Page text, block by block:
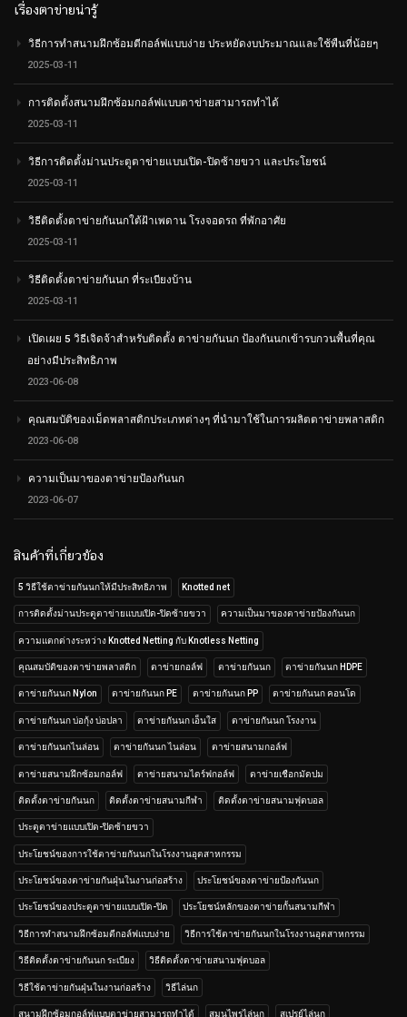
เรื่องตาข่ายน่ารู้
วิธีการทำสนามฝึกซ้อมตีกอล์ฟแบบง่าย ประหยัดงบประมาณและใช้พืนที่น้อยๆ
2025-03-11
การติดตั้งสนามฝึกซ้อมกอล์ฟแบบตาข่ายสามารถทำได้
2025-03-11
วิธีการติดตั้งม่านประตูตาข่ายแบบเปิด-ปิดซ้ายขวา และประโยชน์
2025-03-11
วิธีติดตั้งตาข่ายกันนกใต้ฝ้าเพดาน โรงจอดรถ ที่พักอาศัย
2025-03-11
วิธีติดตั้งตาข่ายกันนก ที่ระเบียงบ้าน
2025-03-11
เปิดเผย 5 วิธีเจิดจ้าสำหรับติดตั้ง ตาข่ายกันนก ป้องกันนกเข้ารบกวนพื้นที่คุณ
อย่างมีประสิทธิภาพ
2023-06-08
คุณสมบัติของเม็ดพลาสติกประเภทต่างๆ ที่นำมาใช้ในการผลิตตาข่ายพลาสติก
2023-06-08
ความเป็นมาของตาข่ายป้องกันนก
2023-06-07
สินค้าที่เกี่ยวข้อง
5 วิธีใช้ตาข่ายกันนกให้มีประสิทธิภาพ Knotted net
การติดตั้งม่านประตูตาข่ายแบบเปิด-ปิดซ้ายขวา ความเป็นมาของตาข่ายป้องกันนก
ความแตกต่างระหว่าง Knotted Netting กับ Knotless Netting
คุณสมบัติของตาข่ายพลาสติก ตาข่ายกอล์ฟ ตาข่ายกันนก ตาข่ายกันนก HDPE
ตาข่ายกันนก Nylon ตาข่ายกันนก PE ตาข่ายกันนก PP ตาข่ายกันนก คอนโด
ตาข่ายกันนก บ่อกุ้ง บ่อปลา ตาข่ายกันนก เอ็นใส ตาข่ายกันนก โรงงาน
ตาข่ายกันนกไนล่อน ตาข่ายกันนก ไนล่อน ตาข่ายสนามกอล์ฟ
ตาข่ายสนามฝึกซ้อมกอล์ฟ ตาข่ายสนามไดร์ฟกอล์ฟ ตาข่ายเชือกมัดปม
ติดตั้งตาข่ายกันนก ติดตั้งตาข่ายสนามกีฬา ติดตั้งตาข่ายสนามฟุตบอล
ประตูตาข่ายแบบเปิด-ปิดซ้ายขวา
ประโยชน์ของการใช้ตาข่ายกันนกในโรงงานอุตสาหกรรม
ประโยชน์ของตาข่ายกันฝุ่นในงานก่อสร้าง ประโยชน์ของตาข่ายป้องกันนก
ประโยชน์ของประตูตาข่ายแบบเปิด-ปิด ประโยชน์หลักของตาข่ายกั้นสนามกีฬา
วิธีการทำสนามฝึกซ้อมตีกอล์ฟแบบง่าย วิธีการใช้ตาข่ายกันนกในโรงงานอุตสาหกรรม
วิธีติดตั้งตาข่ายกันนก ระเบียง วิธีติดตั้งตาข่ายสนามฟุตบอล
วิธีใช้ตาข่ายกันฝุ่นในงานก่อสร้าง วิธีไล่นก
สนามฝึกซ้อมกอล์ฟแบบตาข่ายสามารถทำได้ สมุนไพรไล่นก สเปรย์ไล่นก